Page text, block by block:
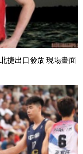
捷出口發放 現場畫面